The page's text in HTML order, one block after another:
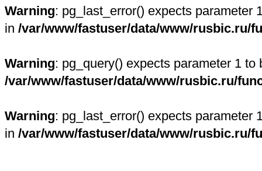
Warning: pg_last_error() expects parameter
in /var/www/fastuser/data/www/rusbic.ru/
Warning: pg_query() expects parameter 1
/var/www/fastuser/data/www/rusbic.ru/
Warning: pg_last_error() expects parameter
in /var/www/fastuser/data/www/rusbic.ru/